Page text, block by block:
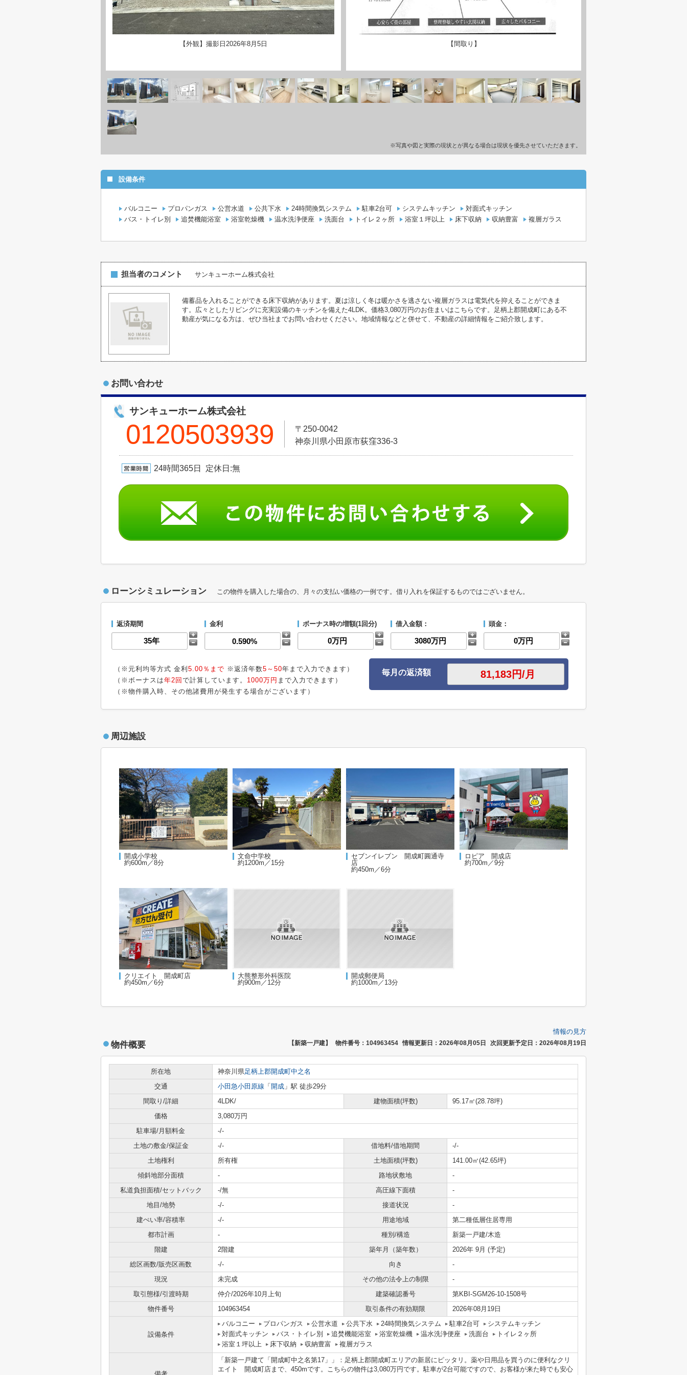
【外観】撮影日2026年8月5日 【間取り】
※写真や図と実際の現状とが異なる場合は現状を優先させていただきます。
設備条件
バルコニー プロパンガス 公営水道 公共下水 24時間換気システム 駐車2台可 システムキッチン
対面式キッチン
バス・トイレ別
追焚機能浴室 浴室乾燥機 温水洗浄便座 洗面台 トイレ２ヶ所 浴室１坪以上 床下収納 収納豊富 複層ガラス
担当者のコメント サンキューホーム株式会社
備蓄品を入れることができる床下収納があります。夏は涼しく冬は暖かさを逃さない複層ガラスは電気代を抑えることができま
す。広々としたリビングに充実設備のキッチンを備えた4LDK。価格3,080万円のお住まいはこちらです。足柄上郡開成町にある不
動産が気になる方は、ぜひ当社までお問い合わせください。地域情報などと併せて、不動産の詳細情報をご紹介致します。
お問い合わせ
サンキューホーム株式会社
0120503939
〒250-0042
神奈川県小田原市荻窪336-3
24時間365日 定休日:無
ローンシミュレーション この物件を購入した場合の、月々の支払い価格の一例です。借り入れを保証するものではございません。
返済期間 金利 ボーナス時の増額(1回分) 借入金額： 頭金：
（※元利均等方式 金利 5.00％まで ※返済年数5～50年まで入力できます）
（※ボーナスは年2回 で計算しています。 1000万円 まで入力できます）
（※物件購入時、その他諸費用が発生する場合がございます）
毎月の返済額
周辺施設
開成小学校
約600m／8分
文命中学校
約1200m／15分
セブンイレブン 開成町圓通寺
店
約450m／6分
ロピア 開成店
約700m／9分
クリエイト 開成町店
約450m／6分
大熊整形外科医院
約900m／12分
開成郵便局
約1000m／13分
情報の見方
物件概要 【新築一戸建】 物件番号：104963454 情報更新日：2026年08月05日 次回更新予定日：2026年08月19日
所在地 神奈川県足柄上郡開成町中之名
交通
小田急小田原線 「 開成 」駅 徒歩29分
間取り/詳細
4LDK/ 建物面積(坪数)
95.17㎡(28.78坪)
価格
3,080万円
駐車場/月額料金
-/-
土地の敷金/保証金
-/- 借地料/借地期間
-/-
土地権利
所有権 土地面積(坪数)
141.00㎡(42.65坪)
傾斜地部分面積
- 路地状敷地
-
私道負担面積/セットバック
-/無 高圧線下面積
-
地目/地勢
-/- 接道状況
-
建ぺい率/容積率
-/- 用途地域
第二種低層住居専用
都市計画
- 種別/構造
新築一戸建/木造
階建
2階建 築年月（築年数）
2026年 9月 (予定)
総区画数/販売区画数
-/- 向き
-
現況
未完成 その他の法令上の制限
-
取引態様/引渡時期
仲介/2026年10月上旬 建築確認番号
第KBI-SGM26-10-1508号
物件番号
104963454 取引条件の有効期限 2026年08月19日
設備条件
バルコニー プロパンガス 公営水道 公共下水 24時間換気システム 駐車2台可
システムキッチン
対面式キッチン
バス・トイレ別 追焚機能浴室 浴室乾燥機 温水洗浄便座 洗面台
トイレ２ヶ所
浴室１坪以上
床下収納 収納豊富 複層ガラス
「新築一戸建て「開成町中之名第17」」：足柄上郡開成町エリアの新居にピッタリ。薬や日用品を買うのに便利なクリ
エイト 開成町店まで、450mです。こちらの物件は3,080万円です。駐車が2台可能ですので、お客様が来た時でも安心